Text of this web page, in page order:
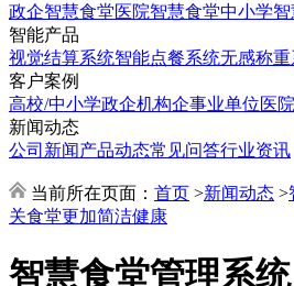
政企智慧食堂医院智慧食堂中小学
智能产品
视觉结算系统智能点餐系统无感称
客户案例
高校/中小学政企机构企事业单位医院
新闻动态
公司新闻产品动态常见问答行业资讯
当前所在页面： 首页 >新闻动态 >
关食堂更加简洁健康
智慧食堂管理系